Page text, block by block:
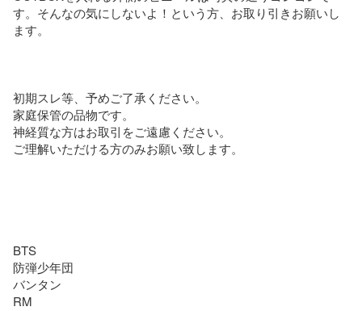
す。そんなの気にしないよ！という方、お取り引きお願いし
ます。
初期スレ等、予めご了承ください。
家庭保管の品物です。
神経質な方はお取引をご遠慮ください。
ご理解いただける方のみお願い致します。
BTS
防弾少年団
バンタン
RM